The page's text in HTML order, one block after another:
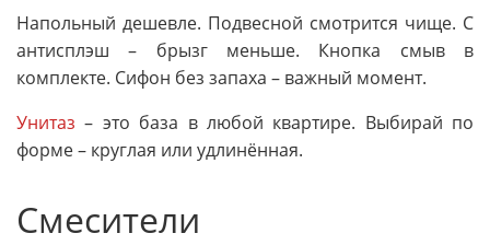
Напольный дешевле. Подвесной смотрится чище. С
антисплэш – брызг меньше. Кнопка смыв в
комплекте. Сифон без запаха – важный момент.
Унитаз – это база в любой квартире. Выбирай по
форме – круглая или удлинённая.
Смесители